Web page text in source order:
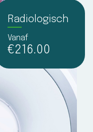
Radiologisch
Vanaf
€216.00